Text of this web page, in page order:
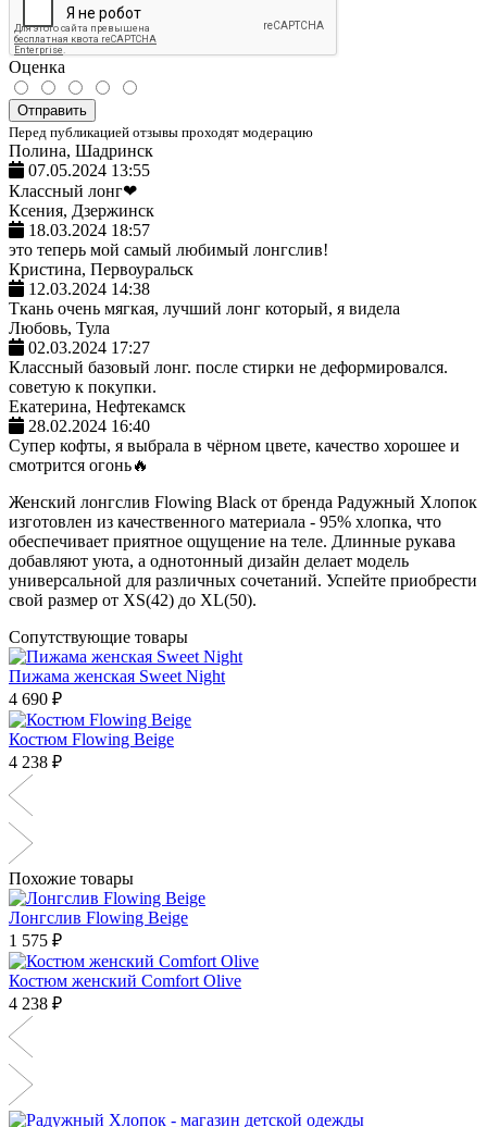
Оценка
Отправить
Перед публикацией отзывы проходят модерацию
Полина, Шадринск
07.05.2024 13:55
Классный лонг❤
Ксения, Дзержинск
18.03.2024 18:57
это теперь мой самый любимый лонгслив!
Кристина, Первоуральск
12.03.2024 14:38
Ткань очень мягкая, лучший лонг который, я видела
Любовь, Тула
02.03.2024 17:27
Классный базовый лонг. после стирки не деформировался.
советую к покупки.
Екатерина, Нефтекамск
28.02.2024 16:40
Супер кофты, я выбрала в чёрном цвете, качество хорошее и
смотрится огонь🔥
Женский лонгслив Flowing Black от бренда Радужный Хлопок
изготовлен из качественного материала - 95% хлопка, что
обеспечивает приятное ощущение на теле. Длинные рукава
добавляют уюта, а однотонный дизайн делает модель
универсальной для различных сочетаний. Успейте приобрести
свой размер от XS(42) до XL(50).
Сопутствующие товары
Пижама женская Sweet Night
4 690 ₽
Костюм Flowing Beige
4 238 ₽
Похожие товары
Лонгслив Flowing Beige
1 575 ₽
Костюм женский Comfort Olive
4 238 ₽